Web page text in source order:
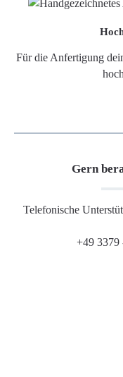
Für die Anfertigung
Gern
Telefonische
+49 3379